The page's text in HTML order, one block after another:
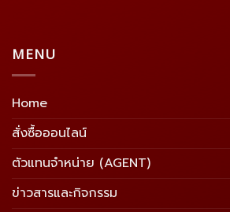
MENU
Home
สั่งซื้อออนไลน์
ตัวแทนจำหน่าย (AGENT)
ข่าวสารและกิจกรรม